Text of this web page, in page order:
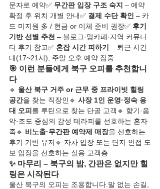
문자로 예약✅ 무간판 입장 구조 숙지 – 예약
확정 후 위치 개별 안내✅ 결제 수단 확인 – 카
드 미지원 多 / 현금 or 이체 준비 권장✅ 후기
기반 선별 추천 – 블로그·맘카페·지역 커뮤니
티 후기 참고✅ 혼잡 시간 피하기
– 퇴근 시간
대(17~21시), 주말 오후 예약 집중
🎯 이런 분들에게 북구 오피를 추천합니
다
🔹 울산 북구 거주 or 근무 중 프라이빗 힐링
공간을 찾는 직장인🔹 사장 1인 운영·정숙 응
대 오피 를 루틴으로 찾는 단골 고객🔹 향기·음
악·조도 중심의 감성 테라피를 선호하는 혼자
족🔹 비노출·무간판 예약제 매장을 선호하는
후기 기반 유저🔹 자차 입장 또는 단지 인접 도
보 입장을 선호하는 실용 고객층
✨ 마무리 – 북구의 밤, 간판은 없지만 힐
링은 시작된다
울산 북구의 오피는 조용합니다.말 없는 손길,